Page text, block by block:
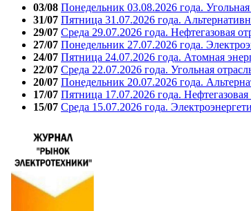
03/08 Понедельник 03.08.2026 года.
31/07 Пятница 31.07.2026 года.
29/07 Среда 29.07.2026 года. Нефтегазовая
27/07 Понедельник 27.07.2026 года.
24/07 Пятница 24.07.2026 года. Атомная
22/07 Среда 22.07.2026 года. Угольная
20/07 Понедельник 20.07.2026 года.
17/07 Пятница 17.07.2026 года.
15/07 Среда 15.07.2026 года.